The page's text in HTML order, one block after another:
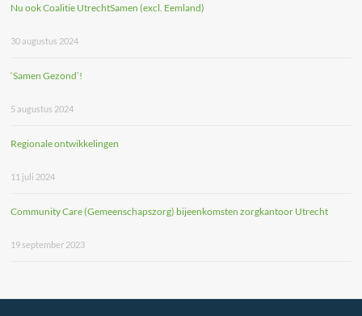
Nu ook Coalitie UtrechtSamen (excl. Eemland)
30 augustus 2024
‘Samen Gezond’!
5 augustus 2024
Regionale ontwikkelingen
11 juli 2024
Community Care (Gemeenschapszorg) bijeenkomsten zorgkantoor Utrecht
19 september 2023